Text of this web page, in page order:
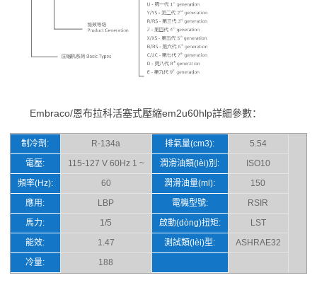
Embraco/恩布拉科活塞式壓縮em2u60hlp詳細參數：
制冷劑: R-134a 排氣量(cm3):
5.54
電壓:
115-127 V 60Hz 1 ~ 潤滑油類(lèi)別:
ISO10
頻率(Hz):
60 潤滑油量(ml):
150
應用:
LBP 電機型號:
RSIR
馬力:
1/5 啟動(dòng)扭矩:
LST
能效:
1.47 測試類(lèi)型:
ASHRAE32
冷量:
188